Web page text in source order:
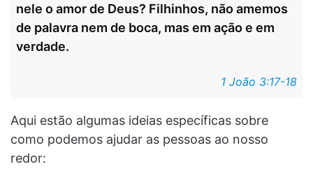
nele o amor de Deus? Filhinhos, não amemos
de palavra nem de boca, mas em ação e em
verdade.
1 João 3:17-18
Aqui estão algumas ideias específicas sobre
como podemos ajudar as pessoas ao nosso
redor: